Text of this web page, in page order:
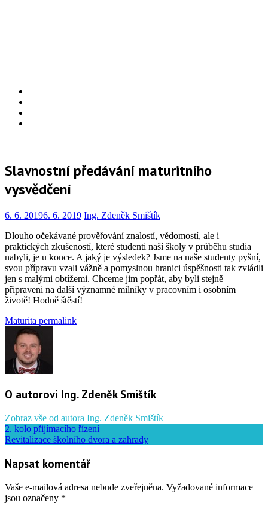
Slavnostní předávání maturitního
vysvědčení
6. 6. 20196. 6. 2019 Ing. Zdeněk Smištík
Dlouho očekávané prověřování znalostí, vědomostí, ale i
praktických zkušeností, které studenti naší školy v průběhu studia
nabyli, je u konce. A jaký je výsledek? Jsme na naše studenty pyšní,
svou přípravu vzali vážně a pomyslnou hranici úspěšnosti tak zvládli
jen s malými obtížemi. Chceme jim popřát, aby byli stejně
připraveni na další významné milníky v pracovním i osobním
životě! Hodně štěstí!
Maturita permalink
O autorovi Ing. Zdeněk Smištík
Zobraz vše od autora Ing. Zdeněk Smištík
2. kolo přijímacího řízení
Revitalizace školního dvora a zahrady
Napsat komentář
Vaše e-mailová adresa nebude zveřejněna. Vyžadované informace
jsou označeny *